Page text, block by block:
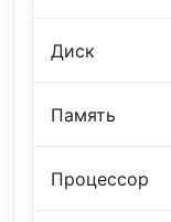
Диск
Память
Процессор